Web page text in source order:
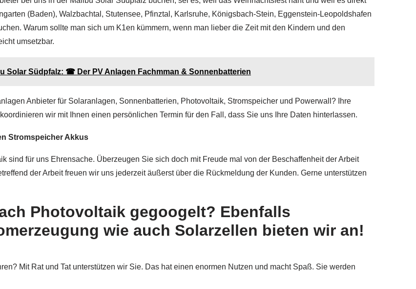
(Baden), Walzbachtal, Stutensee, Pfinztal, Karlsruhe, Königsbach-Stein, Eggenstein-Leopoldshafen
Warum sollte man sich um K1en kümmern, wenn man lieber die Zeit mit den Kindern und den
umsetzbar.
Solar Südpfalz: ☎ Der PV Anlagen Fachmman & Sonnenbatterien
Anbieter für Solaranlagen, Sonnenbatterien, Photovoltaik, Stromspeicher und Powerwall? Ihre
wir mit Ihnen einen persönlichen Termin für den Fall, dass Sie uns Ihre Daten hinterlassen.
Stromspeicher Akkus
sind für uns Ehrensache. Überzeugen Sie sich doch mit Freude mal von der Beschaffenheit der Arbeit
der Arbeit freuen wir uns jederzeit äußerst über die Rückmeldung der Kunden. Gerne unterstützen
Photovoltaik gegoogelt? Ebenfalls
wie auch Solarzellen bieten wir an!
Mit Rat und Tat unterstützen wir Sie. Das hat einen enormen Nutzen und macht Spaß. Sie werden